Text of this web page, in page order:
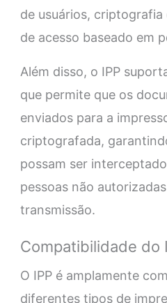
de usuários,
de acesso baseado em
Além disso, o IPP
que permite que os
enviados para a
criptografada,
possam ser
pessoas não
transmissão.
Compatibilidade do
O IPP é amplamente
diferentes tipos de